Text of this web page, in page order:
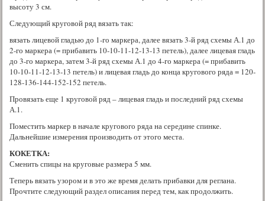
высоту 3 см.
Следующий круговой ряд вязать так:
вязать лицевой гладью до 1-го маркера, далее вязать 3-й ряд схемы А.1 до
2-го маркера (= прибавить 10-10-11-12-13-13 петель), далее лицевая гладь
до 3-го маркера, затем 3-й ряд схемы А.1 до 4-го маркера (= прибавить
10-10-11-12-13-13 петель) и лицевая гладь до конца кругового ряда = 120-
128-136-144-152-152 петель.
Провязать еще 1 круговой ряд – лицевая гладь и последний ряд схемы
А.1.
Поместить маркер в начале кругового ряда на середине спинке.
Дальнейшие измерения производить от этого места.
КОКЕТКА:
Сменить спицы на круговые размера 5 мм.
Теперь вязать узором и в это же время делать прибавки для реглана.
Прочтите следующий раздел описания перед тем, как продолжить.